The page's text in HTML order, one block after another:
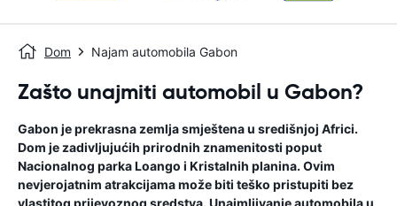
Dom Najam automobila Gabon
Zašto unajmiti automobil u Gabon?
Gabon je prekrasna zemlja smještena u središnjoj Africi.
Dom je zadivljujućih prirodnih znamenitosti poput
Nacionalnog parka Loango i Kristalnih planina. Ovim
nevjerojatnim atrakcijama može biti teško pristupiti bez
vlastitog prijevoznog sredstva. Unajmljivanje automobila u